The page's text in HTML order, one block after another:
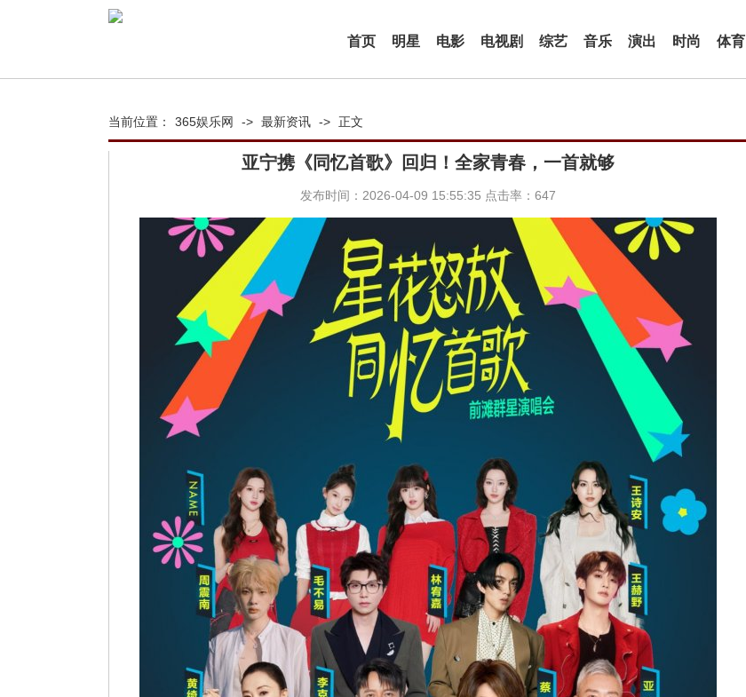
首页 明星 电影 电视剧 综艺 音乐 演出 时尚 体育
当前位置： 365娱乐网 -> 最新资讯 -> 正文
亚宁携《同忆首歌》回归！全家青春，一首就够
发布时间：2026-04-09 15:55:35 点击率：647